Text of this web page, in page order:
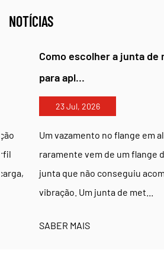
NOTÍCIAS
Como escolher a junta de
para apl...
23 Jul, 2026
Um vazamento no flange em alta
raramente vem de um flange
junta que não conseguiu
vibração. Um junta de met...
SABER MAIS